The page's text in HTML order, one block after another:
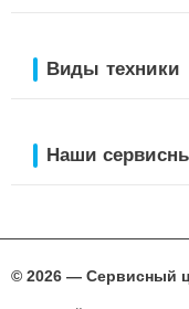
Виды техники
Наши
© 2026 — Сервисный